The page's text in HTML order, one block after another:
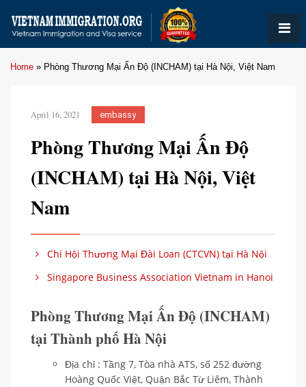
Home » Phòng Thương Mại Ấn Độ (INCHAM) tại Hà Nội, Việt Nam
April 16, 2021 embassy
Phòng Thương Mại Ấn Độ
(INCHAM) tại Hà Nội, Việt
Nam
Chi Hội Thương Mại Đài Loan (CTCVN) tại Hà Nội
Singapore Business Association Vietnam in Hanoi
Phòng Thương Mại Ấn Độ (INCHAM)
tại Thành phố Hà Nội
Địa chỉ : Tầng 7, Tòa nhà ATS, số 252 đường
Hoàng Quốc Việt, Quận Bắc Từ Liêm, Thành